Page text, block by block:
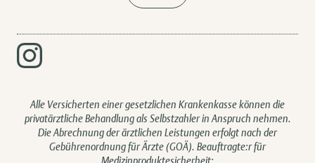
Alle Versicherten einer gesetzlichen Krankenkasse können die
privatärztliche Behandlung als Selbstzahler in Anspruch nehmen.
Die Abrechnung der ärztlichen Leistungen erfolgt nach der
Gebührenordnung für Ärzte (GOÄ). Beauftragte:r für
Medizinproduktesicherheit: